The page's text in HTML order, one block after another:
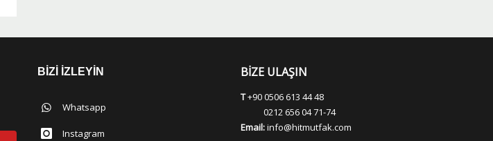
BİZİ İZLEYİN
Whatsapp
Instagram
BİZE ULAŞIN
T+90 0506 613 44 48
0212 656 04 71-74
Email:info@hitmutfak.com